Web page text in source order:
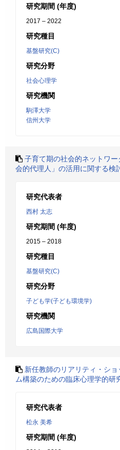
研究期間 (年度)
2017 – 2022
研究種目
基盤研究(C)
研究分野
社会心理学
研究機関
駒澤大学
信州大学
子育て期の社会的ネットワ
会的代理人」の活用に関する検
研究代表者
西村 太志
研究期間 (年度)
2015 – 2018
研究種目
基盤研究(C)
研究分野
子ども学(子ども環境学)
研究機関
広島国際大学
新任教師のリアリティ・シ
ム構築のための臨床心理学的研
研究代表者
松永 美希
研究期間 (年度)